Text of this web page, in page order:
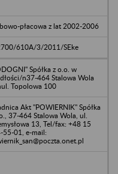
płacowa z lat 2002-2006
610A/3/2011/SEke
Spółka z o.o. w
n37-464 Stalowa Wola
Topolowa 100
Akt "POWIERNIK" Spółka
37-464 Stalowa Wola, ul.
13, Tel/fax: +48 15
55-01, e-mail: